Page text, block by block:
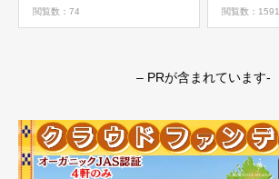
ック野菜活用レシピ】
閲覧数：74
すすめ
閲覧数：1591
– PRが含まれています-